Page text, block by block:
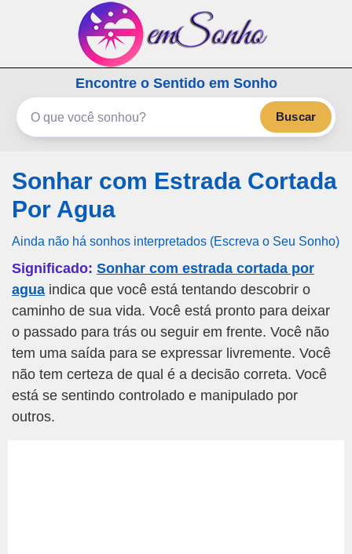
emSonho.com
Os sonhos significam mais
Encontre o Sentido em Sonho
Buscar
Sonhar com Estrada Cortada
Por Agua
Ainda não há sonhos interpretados (Escreva o Seu Sonho)
Significado: Sonhar com estrada cortada por
agua indica que você está tentando descobrir o
caminho de sua vida. Você está pronto para deixar
o passado para trás ou seguir em frente. Você não
tem uma saída para se expressar livremente. Você
não tem certeza de qual é a decisão correta. Você
está se sentindo controlado e manipulado por
outros.